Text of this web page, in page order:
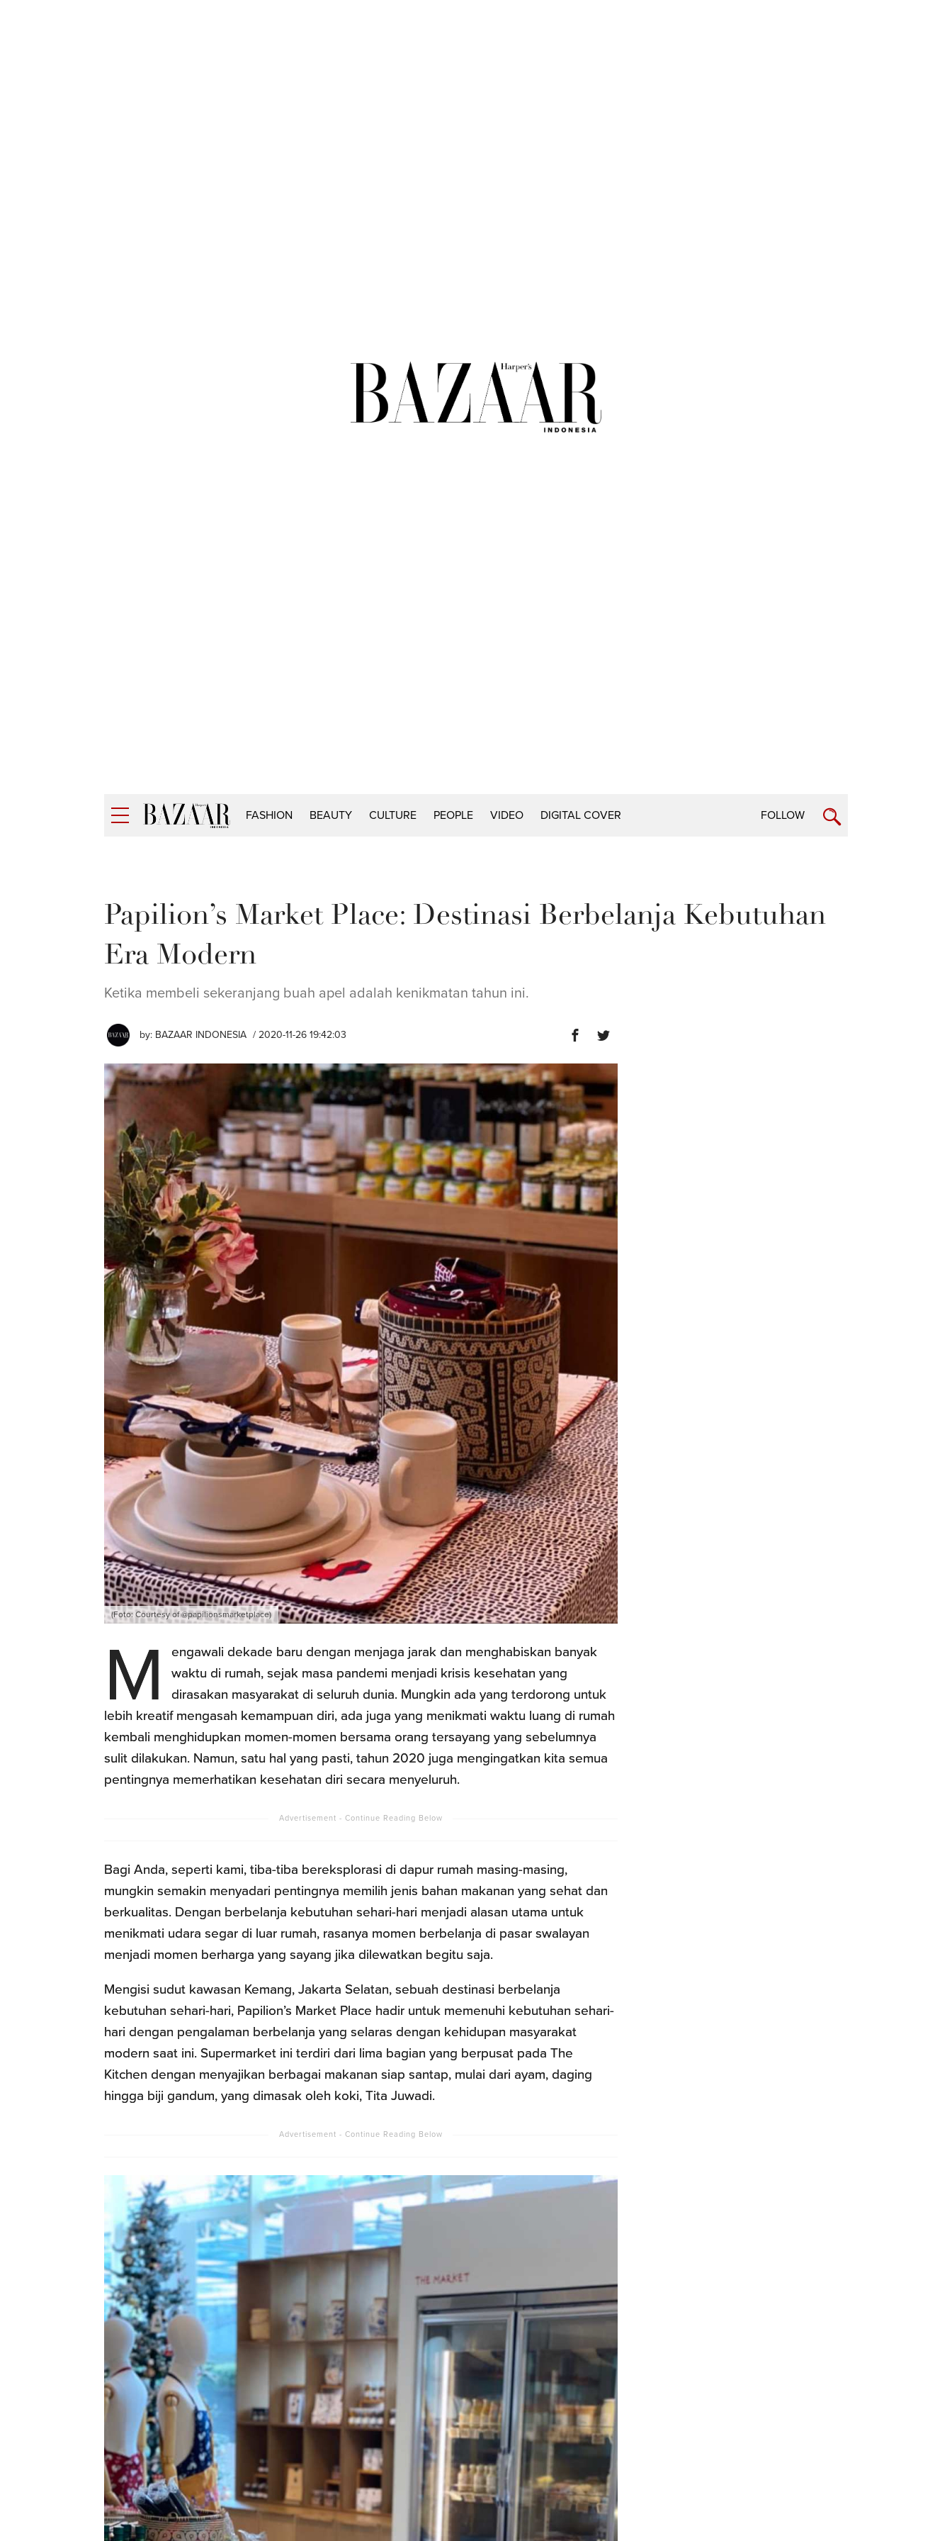
FASHION BEAUTY CULTURE PEOPLE VIDEO DIGITAL COVER FOLLOW
Papilion’s Market Place: Destinasi Berbelanja Kebutuhan
Era Modern
Ketika membeli sekeranjang buah apel adalah kenikmatan tahun ini.
by: BAZAAR INDONESIA / 2020-11-26 19:42:03
(Foto: Courtesy of @papilionsmarketplace)
M
engawali dekade baru dengan menjaga jarak dan menghabiskan banyak
waktu di rumah, sejak masa pandemi menjadi krisis kesehatan yang
dirasakan masyarakat di seluruh dunia. Mungkin ada yang terdorong untuk
lebih kreatif mengasah kemampuan diri, ada juga yang menikmati waktu luang di rumah
kembali menghidupkan momen-momen bersama orang tersayang yang sebelumnya
sulit dilakukan. Namun, satu hal yang pasti, tahun 2020 juga mengingatkan kita semua
pentingnya memerhatikan kesehatan diri secara menyeluruh.
Bagi Anda, seperti kami, tiba-tiba bereksplorasi di dapur rumah masing-masing,
mungkin semakin menyadari pentingnya memilih jenis bahan makanan yang sehat dan
berkualitas. Dengan berbelanja kebutuhan sehari-hari menjadi alasan utama untuk
menikmati udara segar di luar rumah, rasanya momen berbelanja di pasar swalayan
menjadi momen berharga yang sayang jika dilewatkan begitu saja.
Mengisi sudut kawasan Kemang, Jakarta Selatan, sebuah destinasi berbelanja
kebutuhan sehari-hari, Papilion’s Market Place hadir untuk memenuhi kebutuhan sehari-
hari dengan pengalaman berbelanja yang selaras dengan kehidupan masyarakat
modern saat ini. Supermarket ini terdiri dari lima bagian yang berpusat pada The
Kitchen dengan menyajikan berbagai makanan siap santap, mulai dari ayam, daging
hingga biji gandum, yang dimasak oleh koki, Tita Juwadi.